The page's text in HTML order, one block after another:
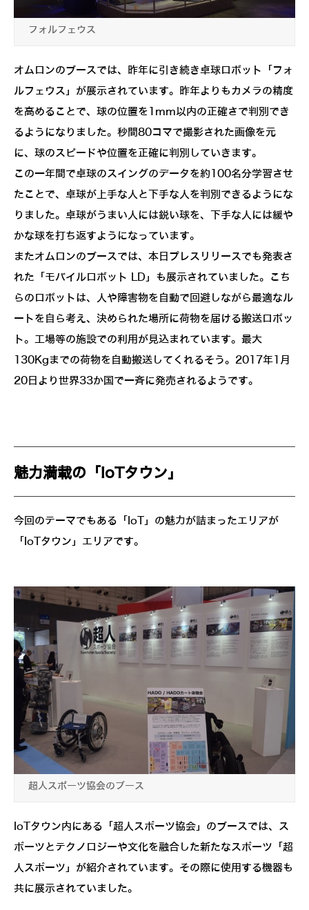
フォルフェウス
オムロンのブースでは、昨年に引き続き卓球ロボット「フォ
ルフェウス」が展示されています。昨年よりもカメラの精度
を高めることで、球の位置を1mm以内の正確さで判別でき
るようになりました。秒間80コマで撮影された画像を元
に、球のスピードや位置を正確に判別していきます。
この一年間で卓球のスイングのデータを約100名分学習させ
たことで、卓球が上手な人と下手な人を判別できるようにな
りました。卓球がうまい人には鋭い球を、下手な人には緩や
かな球を打ち返すようになっています。
またオムロンのブースでは、本日プレスリリースでも発表さ
れた「モバイルロボット LD」も展示されていました。こち
らのロボットは、人や障害物を自動で回避しながら最適なル
ートを自ら考え、決められた場所に荷物を届ける搬送ロボッ
ト。工場等の施設での利用が見込まれています。最大
130Kgまでの荷物を自動搬送してくれるそう。2017年1月
20日より世界33か国で一斉に発売されるようです。
魅力満載の「IoTタウン」
今回のテーマでもある「IoT」の魅力が詰まったエリアが
「IoTタウン」エリアです。
超人スポーツ協会のブース
IoTタウン内にある「超人スポーツ協会」のブースでは、ス
ポーツとテクノロジーや文化を融合した新たなスポーツ「超
人スポーツ」が紹介されています。その際に使用する機器も
共に展示されていました。